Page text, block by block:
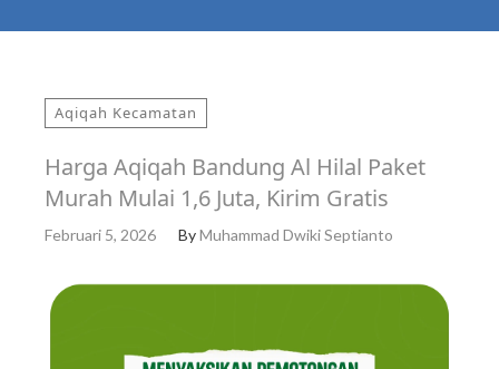
Aqiqah Kecamatan
Harga Aqiqah Bandung Al Hilal Paket
Murah Mulai 1,6 Juta, Kirim Gratis
Februari 5, 2026 ByMuhammad Dwiki Septianto